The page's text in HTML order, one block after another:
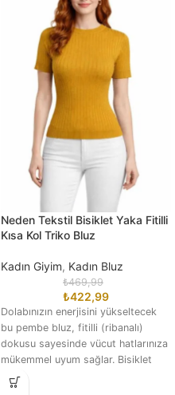
Neden Tekstil Bisiklet Yaka Fitilli
Kısa Kol Triko Bluz
Kadın Giyim, Kadın Bluz
₺469,99
₺422,99
Dolabınızın enerjisini yükseltecek
bu pembe bluz, fitilli (ribanalı)
dokusu sayesinde vücut hatlarınıza
mükemmel uyum sağlar. Bisiklet
yaka kesimi ve ideal